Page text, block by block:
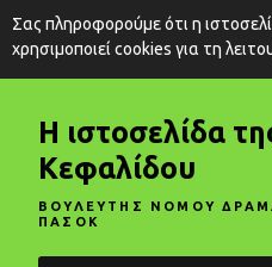
Η ιστοσελίδα
Κεφαλίδου
ΒΟΥΛΕΥΤΗΣ ΝΟΜΟΥ
ΠΑΣΟΚ
Σας πληροφορούμε ότι η
χρησιμοποιεί cookies για τη